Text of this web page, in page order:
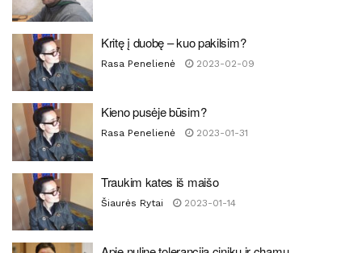
Kritę į duobę – kuo pakilsim?
Rasa Penelienė 2023-02-09
Kieno pusėje būsim?
Rasa Penelienė 2023-01-31
Traukim kates iš maišo
Šiaurės Rytai 2023-01-14